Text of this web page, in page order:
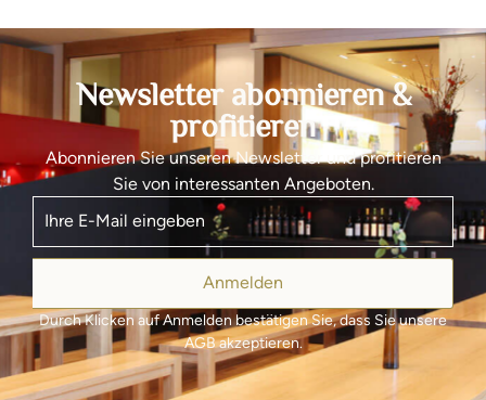
Newsletter abonnieren &
profitieren
Abonnieren Sie unseren Newsletter und profitieren
Sie von interessanten Angeboten.
Anmelden
Durch Klicken auf Anmelden bestätigen Sie, dass Sie unsere
AGB akzeptieren.